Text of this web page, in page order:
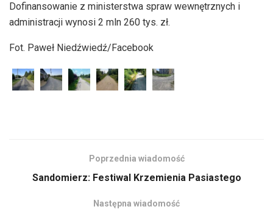
Dofinansowanie z ministerstwa spraw wewnętrznych i
administracji wynosi 2 mln 260 tys. zł.
Fot. Paweł Niedźwiedź/Facebook
Poprzednia wiadomość
Sandomierz: Festiwal Krzemienia Pasiastego
Następna wiadomość